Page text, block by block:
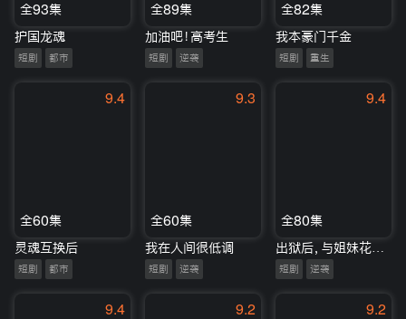
全93集
护国龙魂
短剧 都市
全89集
加油吧！高考生
短剧 逆袭
全82集
我本豪门千金
短剧 重生
9.4
全60集
灵魂互换后
短剧 都市
9.3
全60集
我在人间很低调
短剧 逆袭
9.4
全80集
短剧 逆袭
9.4 9.2 9.2